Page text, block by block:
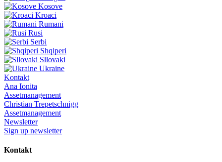
Kosove
Kroaci
Rumani
Rusi
Serbi
Shqiperi
Sllovaki
Ukraine
Kontakt
Ana Ionita
Assetmanagement
Christian Trepetschnigg
Assetmanagement
Newsletter
Sign up newsletter
Kontakt